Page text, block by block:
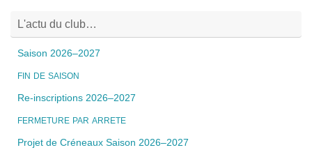
L'actu du club…
Saison 2026–2027
FIN DE SAISON
Re-inscriptions 2026–2027
FERMETURE PAR ARRETE
Projet de Créneaux Saison 2026–2027